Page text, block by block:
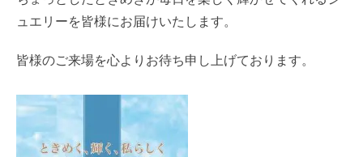
ュエリーを皆様にお届けいたします。
皆様のご来場を心よりお待ち申し上げております。